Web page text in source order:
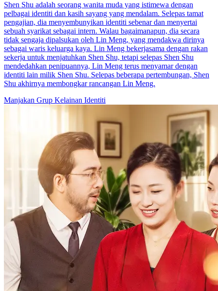
Shen Shu adalah seorang wanita muda yang istimewa dengan
pelbagai identiti dan kasih sayang yang mendalam. Selepas tamat
pengajian, dia menyembunyikan identiti sebenar dan menyertai
sebuah syarikat sebagai intern. Walau bagaimanapun, dia secara
tidak sengaja dipalsukan oleh Lin Meng, yang mendakwa dirinya
sebagai waris keluarga kaya. Lin Meng bekerjasama dengan rakan
sekerja untuk menjatuhkan Shen Shu, tetapi selepas Shen Shu
mendedahkan penipuannya, Lin Meng terus menyamar dengan
identiti lain milik Shen Shu. Selepas beberapa pertembungan, Shen
Shu akhirnya membongkar rancangan Lin Meng.
Manjakan Grup Kelainan Identiti